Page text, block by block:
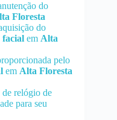
do
Floresta
do
facial em Alta
pelo
em Alta Floresta
de relógio de
para seu